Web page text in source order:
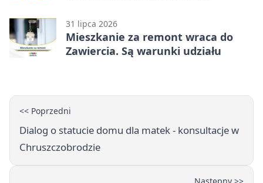
31 lipca 2026
Mieszkanie za remont wraca do
Zawiercia. Są warunki udziału
<< Poprzedni
Dialog o statucie domu dla matek - konsultacje w
Chruszczobrodzie
Następny >>